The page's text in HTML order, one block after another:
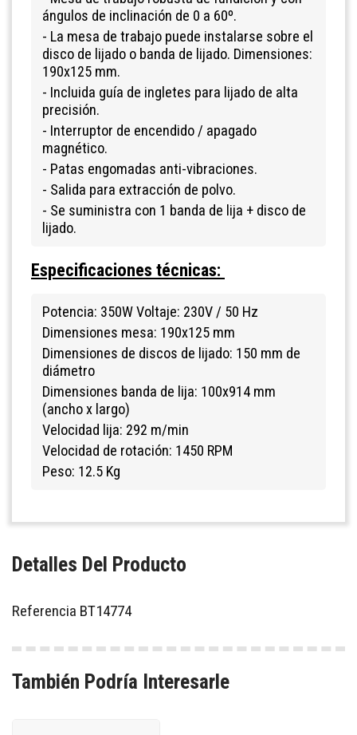
ángulos de inclinación de 0 a 60º.
- La mesa de trabajo puede instalarse sobre el
disco de lijado o banda de lijado. Dimensiones:
190x125 mm.
- Incluida guía de ingletes para lijado de alta
precisión.
- Interruptor de encendido / apagado
magnético.
- Patas engomadas anti-vibraciones.
- Salida para extracción de polvo.
- Se suministra con 1 banda de lija + disco de
lijado.
Especificaciones técnicas:
Potencia: 350W Voltaje: 230V / 50 Hz
Dimensiones mesa: 190x125 mm
Dimensiones de discos de lijado: 150 mm de
diámetro
Dimensiones banda de lija: 100x914 mm
(ancho x largo)
Velocidad lija: 292 m/min
Velocidad de rotación: 1450 RPM
Peso: 12.5 Kg
Detalles Del Producto
Referencia BT14774
También Podría Interesarle